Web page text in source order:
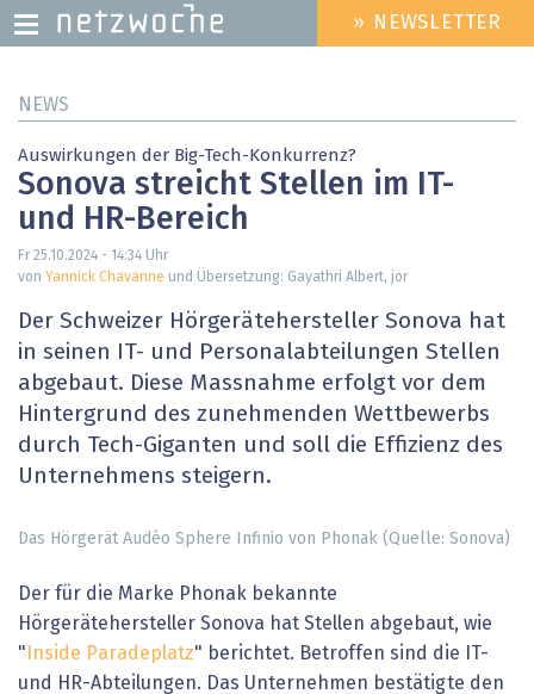
zum
HEADER
MENU
» NEWSLETTER
NEWS
Auswirkungen der Big-Tech-Konkurrenz?
Sonova streicht Stellen im IT-
und HR-Bereich
Fr 25.10.2024 - 14:34 Uhr
von Yannick Chavanne und Übersetzung: Gayathri Albert, jor
Der Schweizer Hörgerätehersteller Sonova hat
in seinen IT- und Personalabteilungen Stellen
abgebaut. Diese Massnahme erfolgt vor dem
Hintergrund des zunehmenden Wettbewerbs
durch Tech-Giganten und soll die Effizienz des
Unternehmens steigern.
Das Hörgerät Audéo Sphere Infinio von Phonak (Quelle: Sonova)
Der für die Marke Phonak bekannte
Hörgerätehersteller Sonova hat Stellen abgebaut, wie
" Inside Paradeplatz" berichtet. Betroffen sind die IT-
und HR-Abteilungen. Das Unternehmen bestätigte den